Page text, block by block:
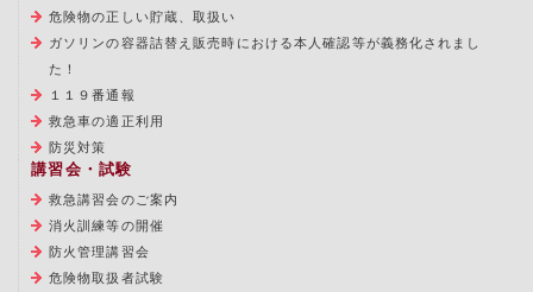
危険物の正しい貯蔵、取扱い
ガソリンの容器詰替え販売時における本人確認等が義務化されまし
た！
１１９番通報
救急車の適正利用
防災対策
講習会・試験
救急講習会のご案内
消火訓練等の開催
防火管理講習会
危険物取扱者試験